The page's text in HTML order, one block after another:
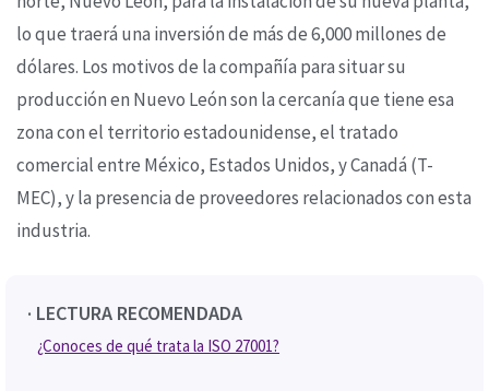
lo que traerá una inversión de más de 6,000 millones de
dólares. Los motivos de la compañía para situar su
producción en Nuevo León son la cercanía que tiene esa
zona con el territorio estadounidense, el tratado
comercial entre México, Estados Unidos, y Canadá (T-
MEC), y la presencia de proveedores relacionados con esta
industria.
· LECTURA RECOMENDADA
¿Conoces de qué trata la ISO 27001?